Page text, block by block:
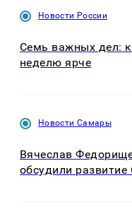
Новости России
Семь важных дел:
неделю ярче
Новости Самары
Вячеслав
обсудили